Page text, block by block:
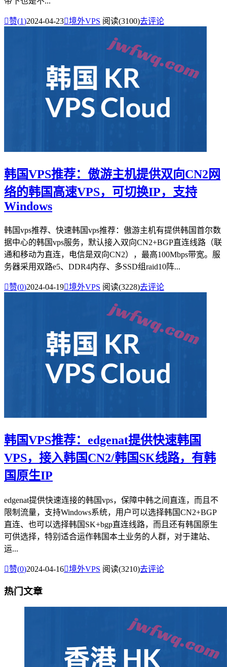
赞(1)2024-04-23境外VPS 阅读(3100)去评论
韩国VPS推荐：傲游主机提供双向CN2网
络的韩国高速VPS，可切换IP，支持
Windows
韩国vps推荐、快速韩国vps推荐：傲游主机有提供韩国首尔数
据中心的韩国vps服务，默认接入双向CN2+BGP直连线路（联
通和移动为直连，电信是双向CN2），最高100Mbps带宽。服
务器采用双路e5、DDR4内存、多SSD组raid10阵...
赞(0)2024-04-19境外VPS 阅读(3228)去评论
韩国VPS推荐：edgenat提供快速韩国
VPS，接入韩国CN2/韩国SK线路，有韩
国原生IP
edgenat提供快速连接的韩国vps，保障中韩之间直连，而且不
限制流量，支持Windows系统，用户可以选择韩国CN2+BGP
直连、也可以选择韩国SK+bgp直连线路，而且还有韩国原生
可供选择，特别适合运作韩国本土业务的人群，对于建站、
运...
赞(0)2024-04-16境外VPS 阅读(3210)去评论
热门文章